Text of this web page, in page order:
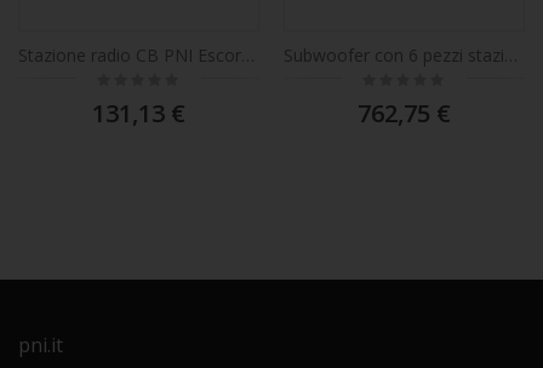
131,13 € 762,75 €
pni.it